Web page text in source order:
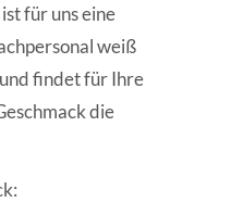
für uns eine
weiß
findet für Ihre
die